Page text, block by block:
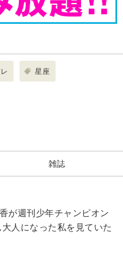
星座
雑誌
が週刊少年チャンピオン
人になった私を見ていた